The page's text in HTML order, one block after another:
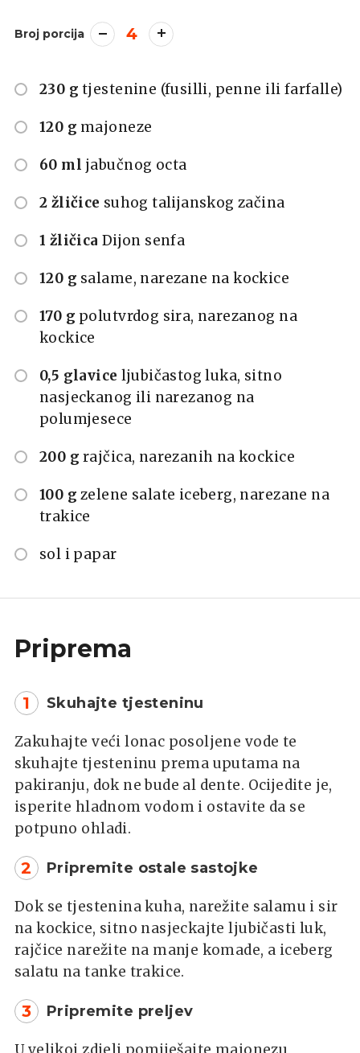
Broj porcija 4
230 g tjestenine (fusilli, penne ili farfalle)
120 g majoneze
60 ml jabučnog octa
2 žličice suhog talijanskog začina
1 žličica Dijon senfa
120 g salame, narezane na kockice
170 g polutvrdog sira, narezanog na
kockice
0,5 glavice ljubičastog luka, sitno
nasjeckanog ili narezanog na
polumjesece
200 g rajčica, narezanih na kockice
100 g zelene salate iceberg, narezane na
trakice
sol i papar
Priprema
1 Skuhajte tjesteninu
Zakuhajte veći lonac posoljene vode te
skuhajte tjesteninu prema uputama na
pakiranju, dok ne bude al dente. Ocijedite je,
isperite hladnom vodom i ostavite da se
potpuno ohladi.
2 Pripremite ostale sastojke
Dok se tjestenina kuha, narežite salamu i sir
na kockice, sitno nasjeckajte ljubičasti luk,
rajčice narežite na manje komade, a iceberg
salatu na tanke trakice.
3 Pripremite preljev